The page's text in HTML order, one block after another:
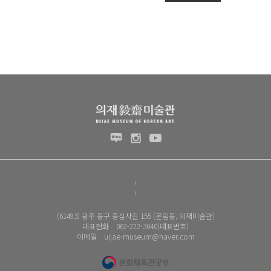
(61493) 광주 동구 증심사길 155 (운림동, 의재미술관)
대표전화 062-222-3040(대표번호)
이메일 uijae-museum@naver.com